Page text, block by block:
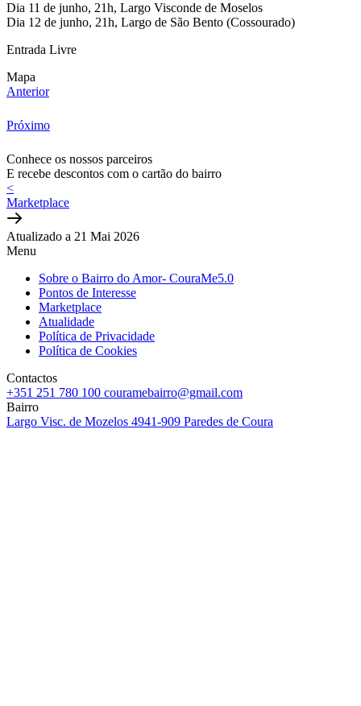
Dia 11 de junho, 21h, Largo Visconde de Moselos
Dia 12 de junho, 21h, Largo de São Bento (Cossourado)
Entrada Livre
Mapa
Anterior
Próximo
Conhece os nossos parceiros
E recebe descontos com o cartão do bairro
<
Marketplace
Atualizado a 21 Mai 2026
Menu
Sobre o Bairro do Amor- CouraMe5.0
Pontos de Interesse
Marketplace
Atualidade
Política de Privacidade
Política de Cookies
Contactos
+351 251 780 100 couramebairro@gmail.com
Bairro
Largo Visc. de Mozelos 4941-909 Paredes de Coura